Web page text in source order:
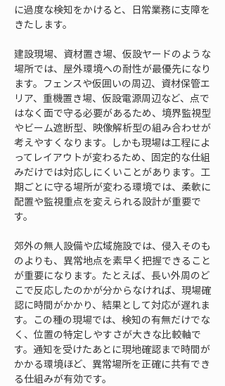
に過度な検知をかけると、日常業務に支障を
きたします。
建設現場、資材置き場、仮設ヤードのような
場所では、屋外環境への耐性が最優先になり
ます。フェンスや仮囲いの周辺、資材保管エ
リア、重機置き場、仮設電源周辺など、点で
はなく面で守る必要があるため、境界監視型
やビーム遮断型、映像解析型の組み合わせが
考えやすくなります。しかも現場は工程によ
ってレイアウトが変わるため、固定的な仕組
みだけでは対応しにくいことがあります。工
期ごとに守る場所が変わる環境では、柔軟に
配置や監視重点を変えられる設計が重要で
す。
郊外の無人設備や広域施設では、侵入そのも
のよりも、異常地点を素早く把握できること
が重要になります。たとえば、長い外周のど
こで反応したのかが分からなければ、現場確
認に時間がかかり、結果として対応が遅れま
す。この種の現場では、検知の有無だけでな
く、位置の特定しやすさが大きな比較軸で
す。通知を受けたあとに現地確認まで時間が
かかる環境ほど、異常場所を正確に共有でき
る仕組みが有効です。